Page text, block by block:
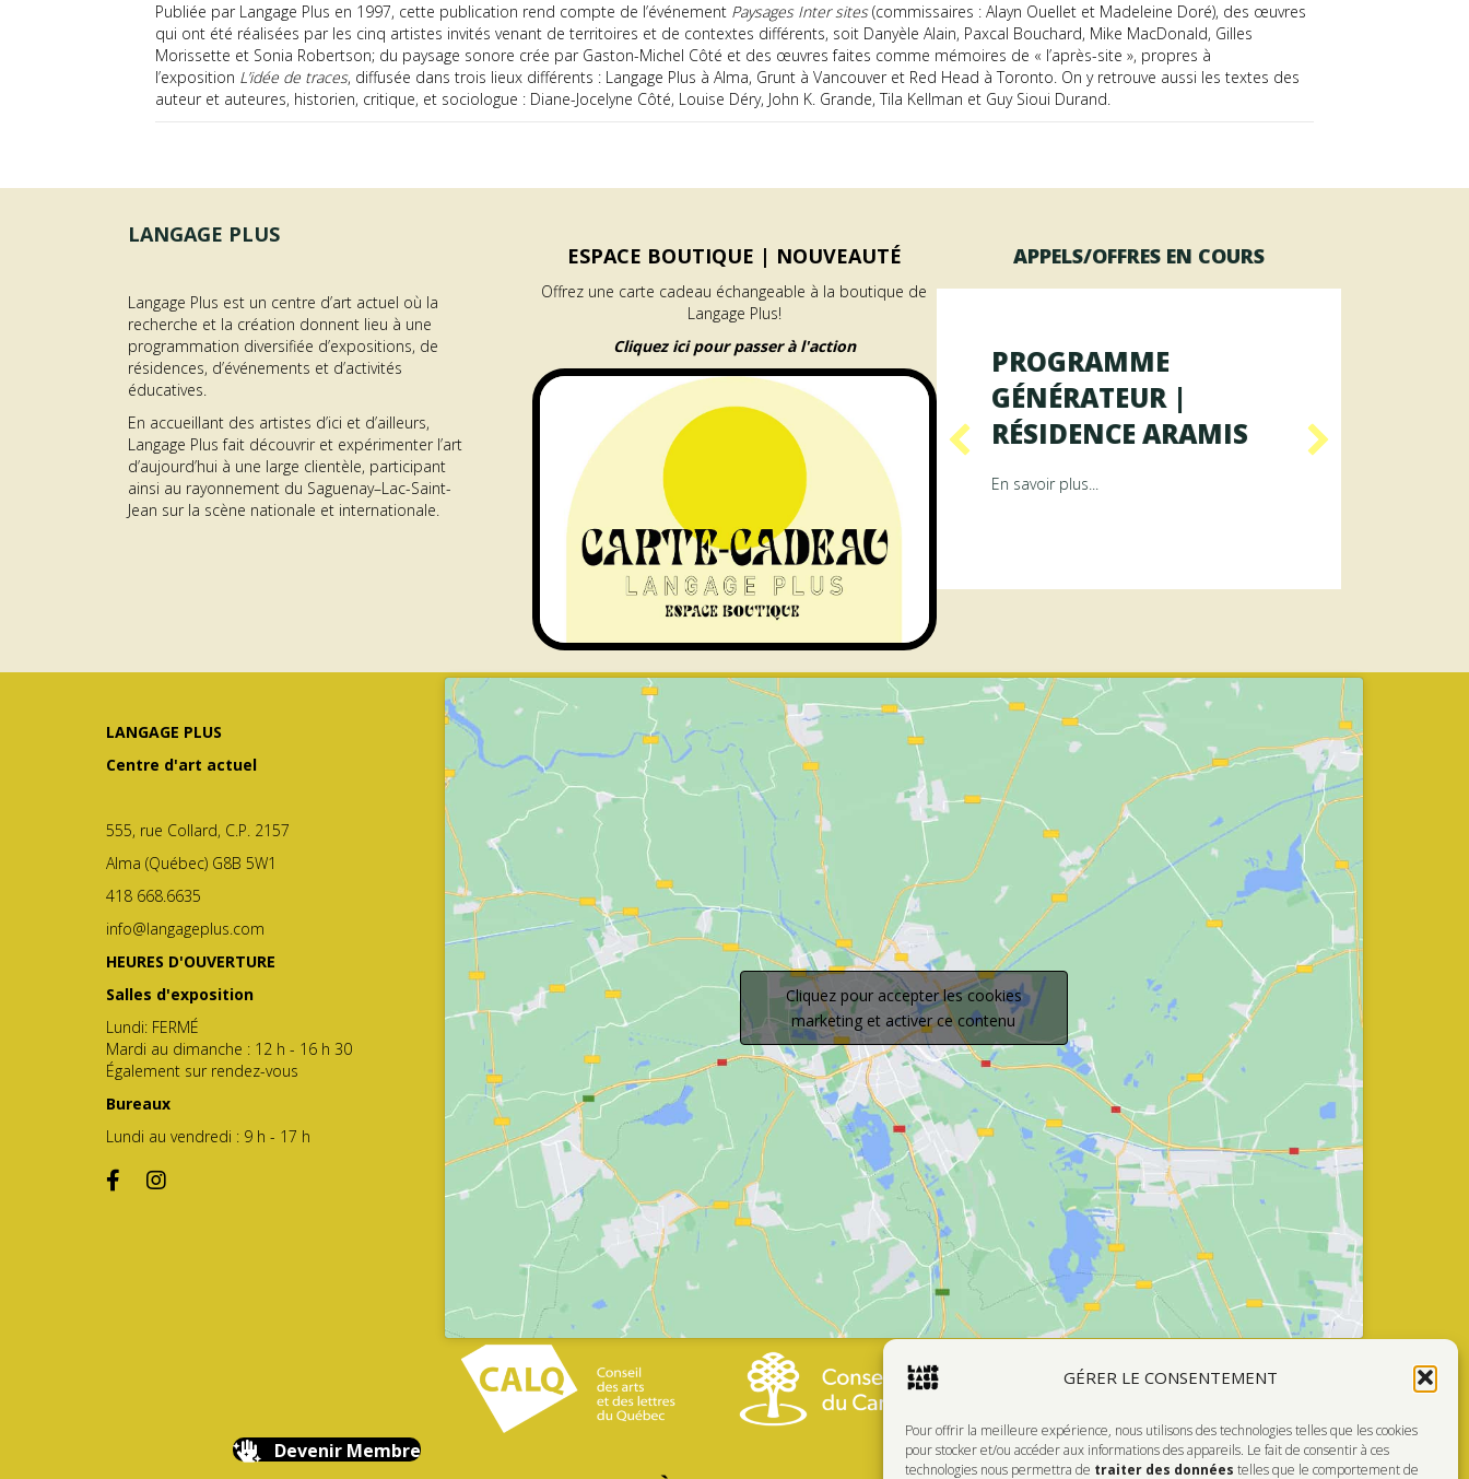
GÉRER LE CONSENTEMENT
Pour offrir la meilleure expérience, nous utilisons des technologies telles que les cookies
pour stocker et/ou accéder aux informations des appareils. Le fait de consentir à ces
technologies nous permettra de traiter des données telles que le comportement de
Publiée par Langage Plus en 1997, cette publication rend compte de l’événement Paysages Inter sites(commissaires : Alayn Ouellet et Madeleine Doré), des œuvres
qui ont été réalisées par les cinq artistes invités venant de territoires et de contextes différents, soit Danyèle Alain, Paxcal Bouchard, Mike MacDonald, Gilles
Morissette et Sonia Robertson; du paysage sonore crée par Gaston-Michel Côté et des œuvres faites comme mémoires de « l’après-site », propres à
l’exposition L’idée de traces, diffusée dans trois lieux différents : Langage Plus à Alma, Grunt à Vancouver et Red Head à Toronto. On y retrouve aussi les textes des
auteur et auteures, historien, critique, et sociologue : Diane-Jocelyne Côté, Louise Déry, John K. Grande, Tila Kellman et Guy Sioui Durand.
LANGAGE PLUS
Langage Plus est un centre d’art actuel où la
recherche et la création donnent lieu à une
programmation diversifiée d’expositions, de
résidences, d’événements et d’activités
éducatives.
En accueillant des artistes d’ici et d’ailleurs,
Langage Plus fait découvrir et expérimenter l’art
d’aujourd’hui à une large clientèle, participant
ainsi au rayonnement du Saguenay–Lac-Saint-
Jean sur la scène nationale et internationale.
ESPACE BOUTIQUE | NOUVEAUTÉ
Offrez une carte cadeau échangeable à la boutique de
Langage Plus!
Cliquez ici pour passer à l'action
APPELS/OFFRES EN COURS
PROGRAMME
GÉNÉRATEUR |
RÉSIDENCE RAYON
En savoir plus... about Programme GÉNÉRATEUR | Résidence RAYON
PROGRAMME
GÉNÉRATEUR |
RÉSIDENCE ARAMIS
En savoir plus...
LANGAGE PLUS
Centre d'art actuel
555, rue Collard, C.P. 2157
Alma (Québec) G8B 5W1
418 668.6635
info@langageplus.com
HEURES D'OUVERTURE
Salles d'exposition
Lundi: FERMÉ
Mardi au dimanche : 12 h - 16 h 30
Également sur rendez-vous
Bureaux
Lundi au vendredi : 9 h - 17 h
Cliquez pour accepter les cookies
marketing et activer ce contenu
Devenir Membre Faire Un Don